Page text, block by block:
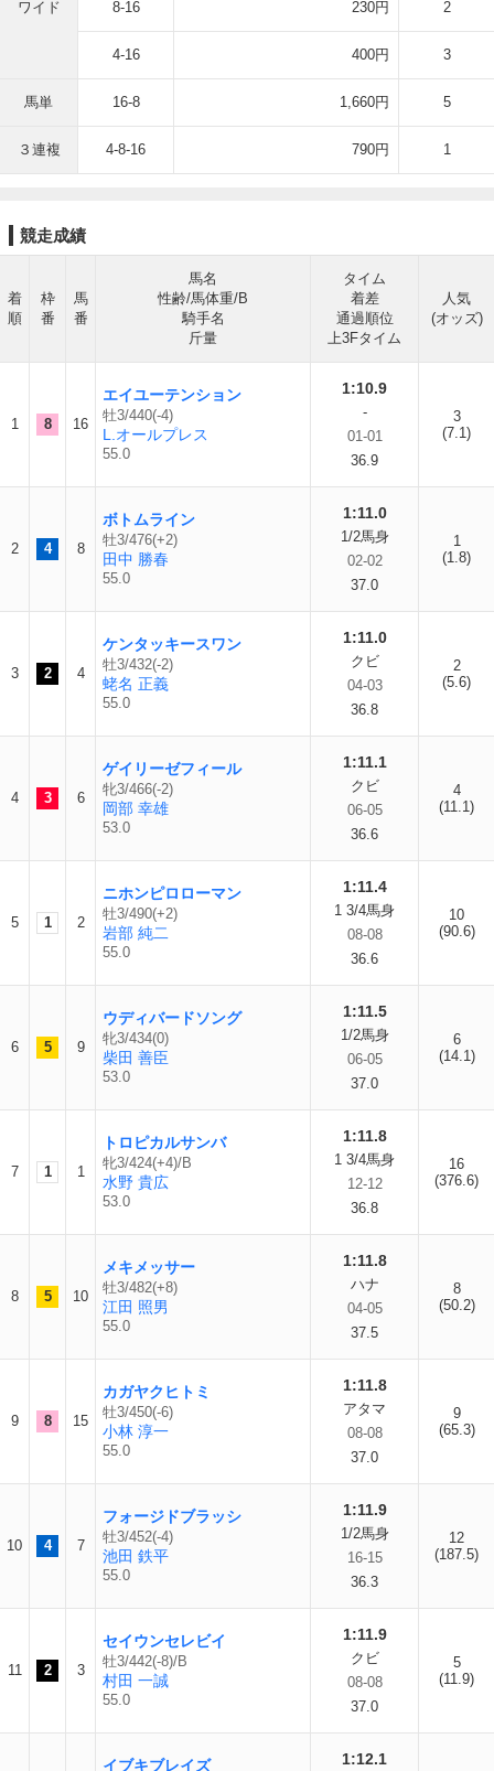
ワイド 8-16 230円 2
4-16 400円 3
馬単 16-8 1,660円 5
３連複 4-8-16 790円 1
競走成績
着
順
枠
番
馬
番
馬名
性齢/馬体重/B
騎手名
斤量
タイム
着差
通過順位
上3Fタイム
人気
(オッズ)
1 8 16
エイユーテンション
牡3/440(-4)
L.オールプレス
55.0
1:10.9
-
01-01
36.9
3
(7.1)
2 4 8
ボトムライン
牡3/476(+2)
田中 勝春
55.0
1:11.0
1/2馬身
02-02
37.0
1
(1.8)
3 2 4
ケンタッキースワン
牡3/432(-2)
蛯名 正義
55.0
1:11.0
クビ
04-03
36.8
2
(5.6)
4 3 6
ゲイリーゼフィール
牝3/466(-2)
岡部 幸雄
53.0
1:11.1
クビ
06-05
36.6
4
(11.1)
5 1 2
ニホンピロローマン
牡3/490(+2)
岩部 純二
55.0
1:11.4
1 3/4馬身
08-08
36.6
10
(90.6)
6 5 9
ウディバードソング
牝3/434(0)
柴田 善臣
53.0
1:11.5
1/2馬身
06-05
37.0
6
(14.1)
7 1 1
トロピカルサンバ
牝3/424(+4)/B
水野 貴広
53.0
1:11.8
1 3/4馬身
12-12
36.8
16
(376.6)
8 5 10
メキメッサー
牡3/482(+8)
江田 照男
55.0
1:11.8
ハナ
04-05
37.5
8
(50.2)
9 8 15
カガヤクヒトミ
牡3/450(-6)
小林 淳一
55.0
1:11.8
アタマ
08-08
37.0
9
(65.3)
10 4 7
フォージドブラッシ
牡3/452(-4)
池田 鉄平
55.0
1:11.9
1/2馬身
16-15
36.3
12
(187.5)
11 2 3
セイウンセレビイ
牡3/442(-8)/B
村田 一誠
55.0
1:11.9
クビ
08-08
37.0
5
(11.9)
イブキブレイズ 1:12.1